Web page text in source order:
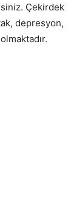
Çekirdek
depresyon,